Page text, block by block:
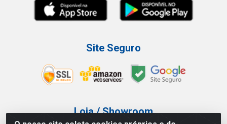
Site Seguro
Loja / Showroom